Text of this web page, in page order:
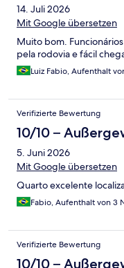
14. Juli 2026
Mit Google übersetzen
Muito bom.
pela rodovia e fácil
Luiz Fabio, Aufenthalt
Verifizierte Bewertung
10/10 –
5. Juni 2026
Mit Google übersetzen
Quarto excelente
Fabio, Aufenthalt von 3
Verifizierte Bewertung
10/10 –